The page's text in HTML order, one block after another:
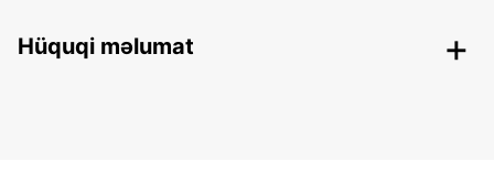
Hüquqi məlumat